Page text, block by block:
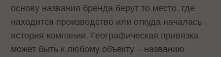
основу названия бренда берут то место, где
находится производство или откуда началась
история компании. Географическая привязка
может быть к любому объекту – названию